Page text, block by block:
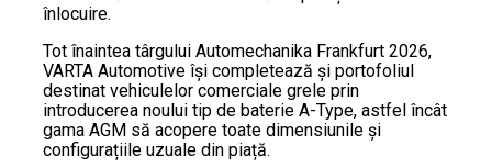
înlocuire.
Tot înaintea târgului Automechanika Frankfurt 2026,
VARTA Automotive își completează și portofoliul
destinat vehiculelor comerciale grele prin
introducerea noului tip de baterie A-Type, astfel încât
gama AGM să acopere toate dimensiunile și
configurațiile uzuale din piață.